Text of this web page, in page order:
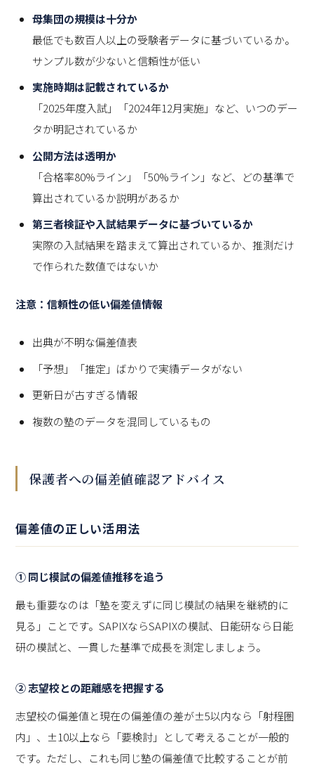
母集団の規模は十分か
最低でも数百人以上の受験者データに基づいているか。
サンプル数が少ないと信頼性が低い
実施時期は記載されているか
「2025年度入試」「2024年12月実施」など、いつのデー
タか明記されているか
公開方法は透明か
「合格率80%ライン」「50%ライン」など、どの基準で
算出されているか説明があるか
第三者検証や入試結果データに基づいているか
実際の入試結果を踏まえて算出されているか、推測だけ
で作られた数値ではないか
注意：信頼性の低い偏差値情報
出典が不明な偏差値表
「予想」「推定」ばかりで実績データがない
更新日が古すぎる情報
複数の塾のデータを混同しているもの
保護者への偏差値確認アドバイス
偏差値の正しい活用法
① 同じ模試の偏差値推移を追う
最も重要なのは「塾を変えずに同じ模試の結果を継続的に
見る」ことです。SAPIXならSAPIXの模試、日能研なら日能
研の模試と、一貫した基準で成長を測定しましょう。
② 志望校との距離感を把握する
志望校の偏差値と現在の偏差値の差が±5以内なら「射程圏
内」、±10以上なら「要検討」として考えることが一般的
です。ただし、これも同じ塾の偏差値で比較することが前